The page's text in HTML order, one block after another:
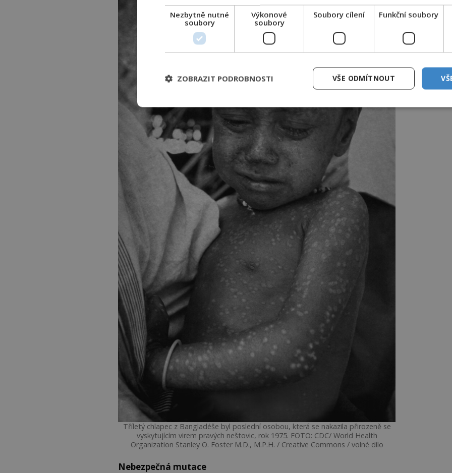
Tříletý chlapec z Bangladéše byl poslední osobou, která se nakazila přirozeně se
vyskytujícím virem pravých neštovic, rok 1975. FOTO: CDC/ World Health
Organization Stanley O. Foster M.D., M.P.H. / Creative Commons / volné dílo
Nebezpečná mutace
Nezbytně nutné
soubory
Výkonové
soubory
Soubory cílení Funkční soubory
VŠE ODMÍTNOUT
ZOBRAZIT PODROBNOSTI